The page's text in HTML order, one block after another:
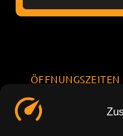
ÖFFNUNGSZEITEN